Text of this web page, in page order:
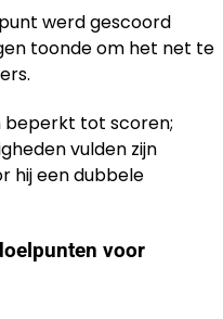
werd gescoord
toonde om het net te
beperkt tot scoren;
vulden zijn
hij een dubbele
voor